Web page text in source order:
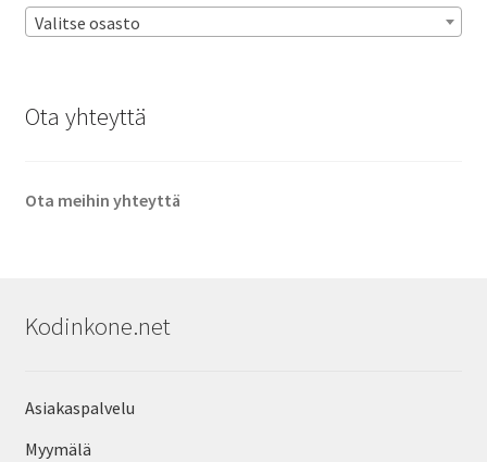
Valitse osasto
Ota yhteyttä
Ota meihin yhteyttä
Kodinkone.net
Asiakaspalvelu
Myymälä